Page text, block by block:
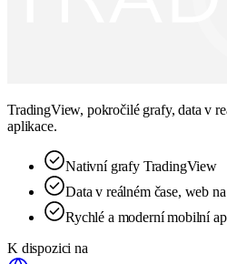
TradingView, pokročilé grafy, data v
aplikace.
Nativní grafy TradingView
Data v reálném čase, web
Rychlé a moderní mobilní
K dispozici na